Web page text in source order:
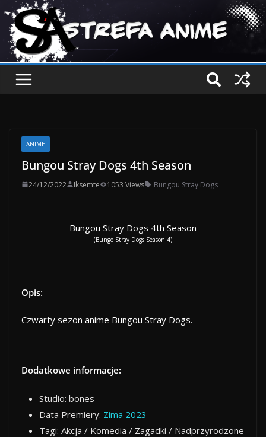
ANIME
Bungou Stray Dogs 4th Season
24/12/2022 Iksemte 1053 Views Bungou Stray Dogs
Bungou Stray Dogs 4th Season
(Bungo Stray Dogs Season 4)
Opis:
Czwarty sezon anime Bungou Stray Dogs.
Dodatkowe informacje:
Studio: bones
Data Premiery: Zima 2023
Tagi: Akcja / Komedia / Zagadki / Nadprzyrodzone